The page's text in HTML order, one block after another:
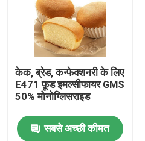
ग्लिसरॉल मोनोस्टियरेट
केक इम्प्रूव इमल्सीफायर
बेकरी कच्चा माल
सोरबेटन फैटी एसिड एस्टर
केक, ब्रेड, कन्फेक्शनरी के लिए
E471 फ़ूड इमल्सीफायर GMS
50% मोनोग्लिसराइड
सबसे अच्छी कीमत